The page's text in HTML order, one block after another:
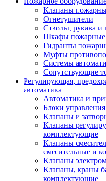
Клапаны
Огнетушители
Стволы, рукава и
Шкафы пожарные
Гидранты
Муфты
Системы
Сопутствующие
Регулирующая,
автоматика
Автоматика и
Блоки
Клапаны и
Клапаны
комплектующие
Клапаны
смесительные и
Клапаны
Клапаны, краны
комплектующие